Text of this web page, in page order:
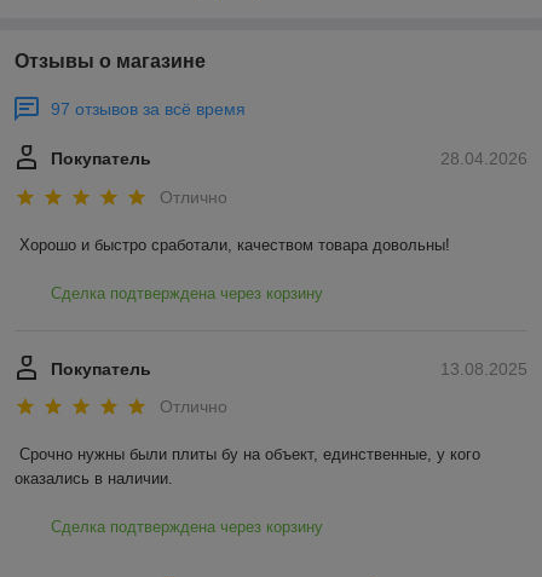
Отзывы о магазине
97 отзывов за всё время
28.04.2026
Покупатель
Отлично
Хорошо и быстро сработали, качеством товара довольны!
Сделка подтверждена через корзину
13.08.2025
Покупатель
Отлично
Срочно нужны были плиты бу на объект, единственные, у кого
оказались в наличии.
Сделка подтверждена через корзину